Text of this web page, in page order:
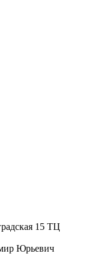
15 ТЦ
Юрьевич